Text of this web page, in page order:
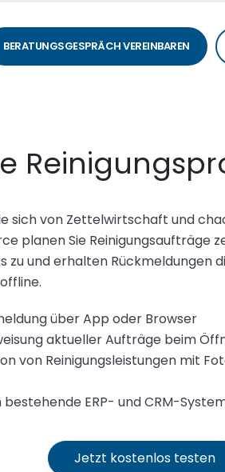
BERATUNGSGESPRÄCH VEREINBAREN
sich von Zettelwirtschaft und
planen Sie Reinigungsaufträge
zu und erhalten Rückmeldungen
über App oder Browser
aktueller Aufträge beim
von Reinigungsleistungen mit
ERP- und CRM-
Jetzt kostenlos testen